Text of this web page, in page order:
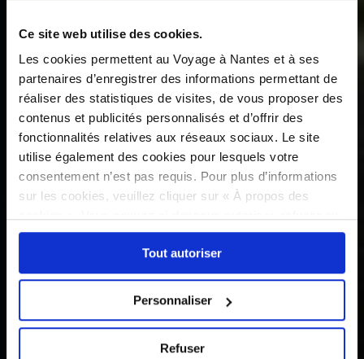
Ce site web utilise des cookies.
Les cookies permettent au Voyage à Nantes et à ses
partenaires d’enregistrer des informations permettant de
réaliser des statistiques de visites, de vous proposer des
contenus et publicités personnalisés et d’offrir des
fonctionnalités relatives aux réseaux sociaux. Le site
utilise également des cookies pour lesquels votre
consentement n’est pas requis. Pour plus d’informations
sur les cookies, veuillez cliquer sur « À propos des
sélectionner les cookies selon les finalités via l'onglet
« Détails ». À tout moment, vous pouvez modifier votre
choix en cliquant sur le lien « Cookies » en bas des
Tout autoriser
Personnaliser
Refuser